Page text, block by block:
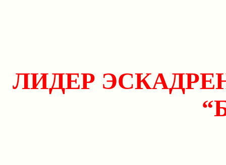
ЛИДЕР